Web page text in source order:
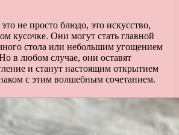
не просто блюдо, это искусство,
кусочке. Они могут стать главной
стола или небольшим угощением
в любом случае, они оставят
и станут настоящим открытием
с этим волшебным сочетанием.